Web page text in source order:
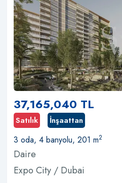
37,165,040 TL
Satılık İnşaattan
3 oda, 4 banyolu, 201 m2
Daire
Expo City / Dubai